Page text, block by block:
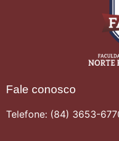
Fale conosco
Telefone: (84) 3653-